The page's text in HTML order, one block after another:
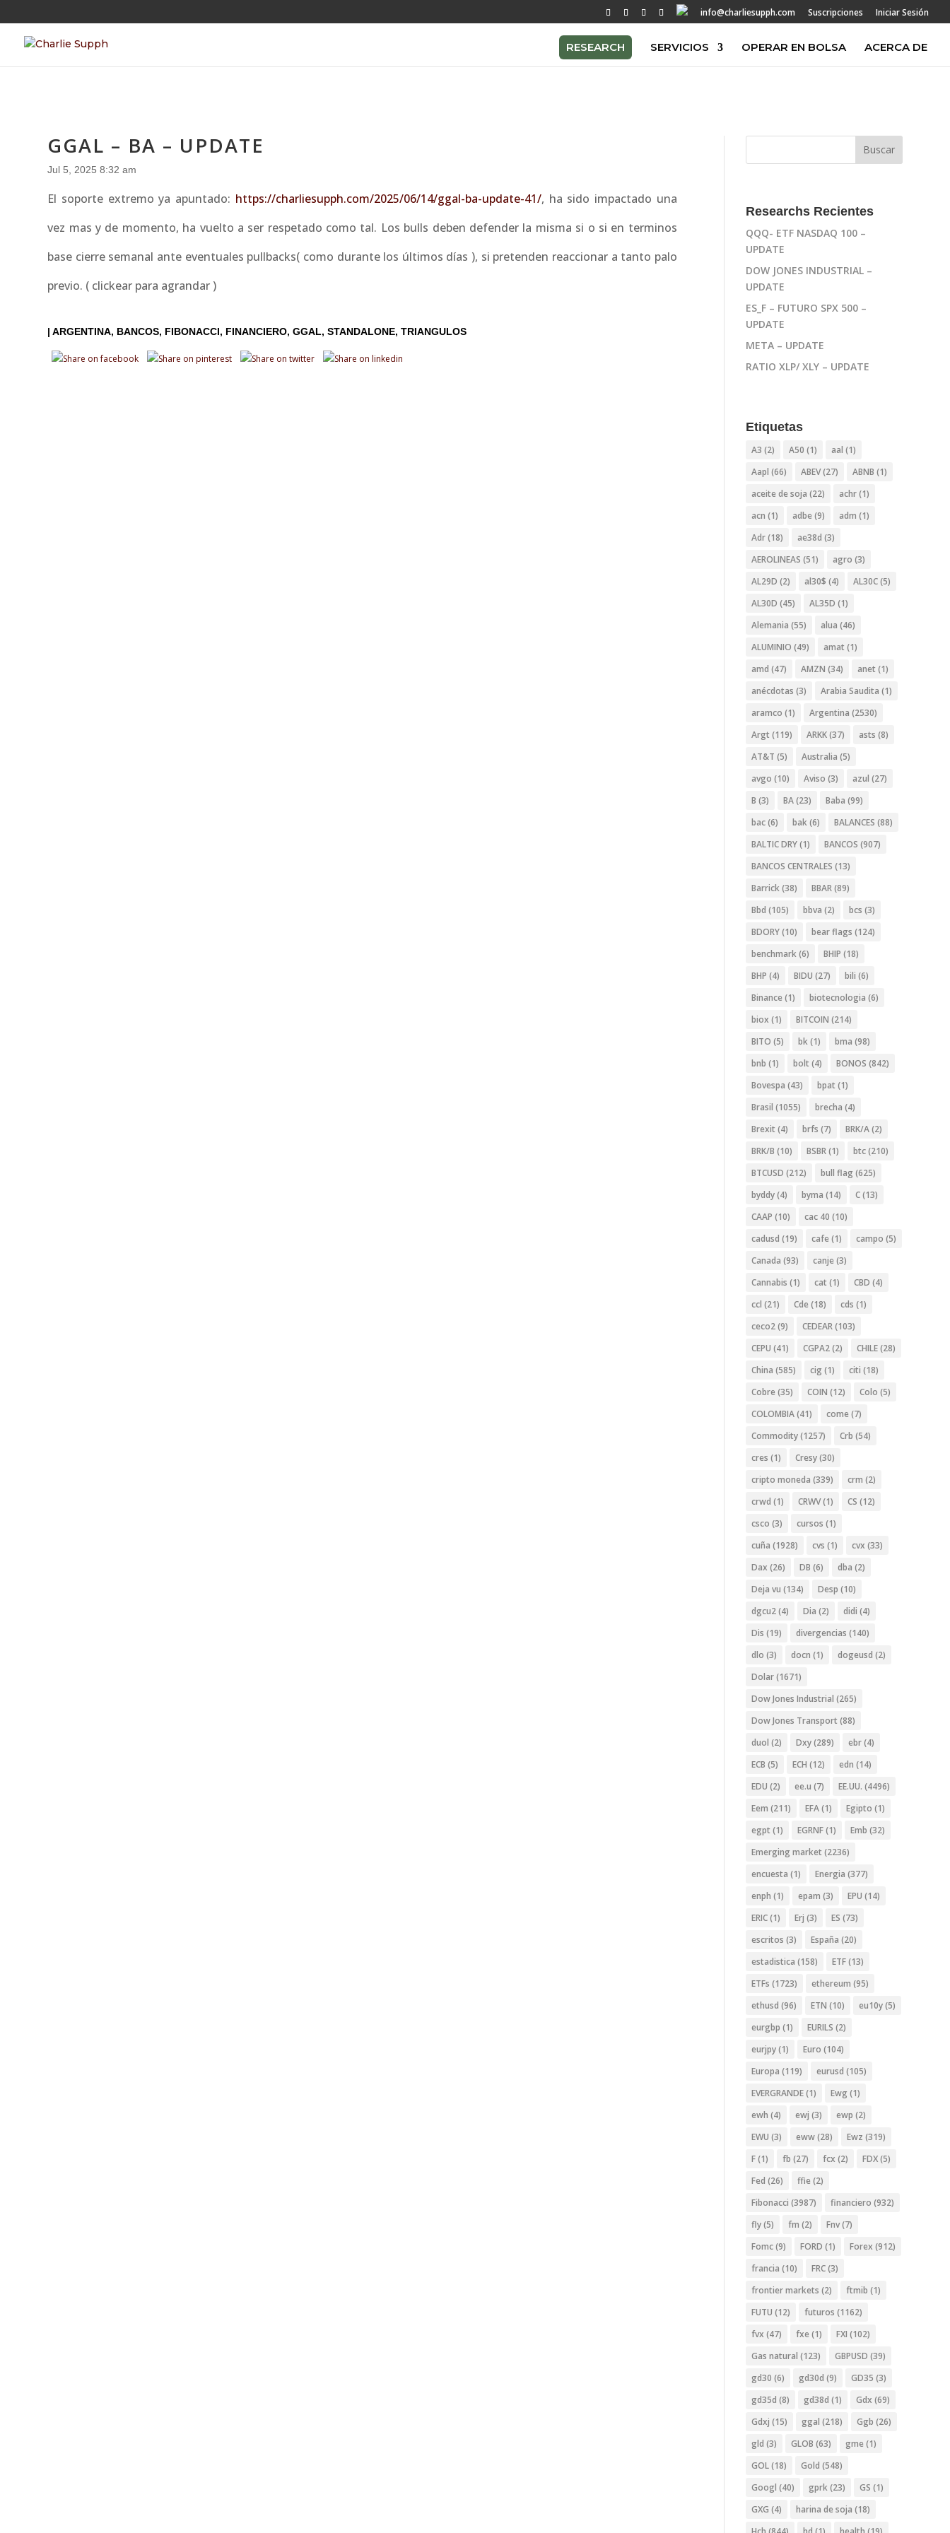
info@charliesupph.com Suscripciones Iniciar Sesión
RESEARCH SERVICIOS OPERAR EN BOLSA ACERCA DE
GGAL – BA – UPDATE
Jul 5, 2025 8:32 am
El soporte extremo ya apuntado: https://charliesupph.com/2025/06/14/ggal-ba-update-41/, ha sido impactado una
vez mas y de momento, ha vuelto a ser respetado como tal. Los bulls deben defender la misma si o si en terminos
base cierre semanal ante eventuales pullbacks( como durante los últimos días ), si pretenden reaccionar a tanto palo
previo. ( clickear para agrandar )
|ARGENTINA BANCOS FIBONACCI FINANCIERO GGAL STANDALONE TRIANGULOS
Researchs Recientes
QQQ- ETF NASDAQ 100 –
UPDATE
DOW JONES INDUSTRIAL –
UPDATE
ES_F – FUTURO SPX 500 –
UPDATE
META – UPDATE
RATIO XLP/ XLY – UPDATE
Etiquetas
A3 (2) A50 (1) aal (1)
Aapl (66) ABEV(27) ABNB (1)
aceite de soja (22) achr(1)
acn (1) adbe (9) adm (1)
Adr(18) ae38d (3)
AEROLINEAS (51) agro (3)
AL29D (2) al30$ (4) AL30C(5)
AL30D (45) AL35D (1)
Alemania (55) alua (46)
ALUMINIO (49) amat (1)
amd (47) AMZN (34) anet (1)
anécdotas (3) Arabia Saudita (1)
aramco (1) Argentina (2530)
Argt (119) ARKK(37) asts (8)
AT&T (5) Australia (5)
avgo (10) Aviso (3) azul (27)
B (3) BA(23) Baba (99)
bac(6) bak(6) BALANCES (88)
BALTIC DRY(1) BANCOS (907)
BANCOS CENTRALES (13)
Barrick(38) BBAR(89)
Bbd (105) bbva (2) bcs (3)
BDORY(10) bear flags (124)
benchmark(6) BHIP (18)
BHP (4) BIDU (27) bili (6)
Binance (1) biotecnologia (6)
biox (1) BITCOIN (214)
BITO (5) bk(1) bma (98)
bnb (1) bolt (4) BONOS (842)
Bovespa (43) bpat (1)
Brasil (1055) brecha (4)
Brexit (4) brfs (7) BRK/A(2)
BRK/B (10) BSBR(1) btc(210)
BTCUSD (212) bull flag (625)
byddy(4) byma (14) C(13)
CAAP (10) cac 40 (10)
cadusd (19) cafe (1) campo (5)
Canada (93) canje (3)
Cannabis (1) cat (1) CBD (4)
ccl (21) Cde (18) cds (1)
ceco2(9) CEDEAR(103)
CEPU (41) CGPA2(2) CHILE(28)
China (585) cig (1) citi (18)
Cobre (35) COIN (12) Colo (5)
COLOMBIA(41) come (7)
Commodity(1257) Crb (54)
cres (1) Cresy(30)
cripto moneda (339) crm (2)
crwd (1) CRWV(1) CS (12)
csco (3) cursos (1)
cuña (1928) cvs (1) cvx (33)
Dax (26) DB (6) dba (2)
Deja vu (134) Desp (10)
dgcu2(4) Dia (2) didi (4)
Dis (19) divergencias (140)
dlo (3) docn (1) dogeusd (2)
Dolar(1671)
Dow Jones Industrial (265)
Dow Jones Transport (88)
duol (2) Dxy(289) ebr(4)
ECB (5) ECH (12) edn (14)
EDU (2) ee.u (7) EE.UU. (4496)
Eem (211) EFA(1) Egipto (1)
egpt (1) EGRNF(1) Emb (32)
Emerging market (2236)
encuesta (1) Energia (377)
enph (1) epam (3) EPU (14)
ERIC(1) Erj (3) ES (73)
escritos (3) España (20)
estadistica (158) ETF(13)
ETFs (1723) ethereum (95)
ethusd (96) ETN (10) eu10y(5)
eurgbp (1) EURILS (2)
eurjpy(1) Euro (104)
Europa (119) eurusd (105)
EVERGRANDE(1) Ewg (1)
ewh (4) ewj (3) ewp (2)
EWU (3) eww(28) Ewz (319)
F(1) fb (27) fcx (2) FDX(5)
Fed (26) ffie (2)
Fibonacci (3987) financiero (932)
fly(5) fm (2) Fnv(7)
Fomc(9) FORD (1) Forex (912)
francia (10) FRC(3)
frontier markets (2) ftmib (1)
FUTU (12) futuros (1162)
fvx (47) fxe (1) FXI (102)
Gas natural (123) GBPUSD (39)
gd30 (6) gd30d (9) GD35 (3)
gd35d (8) gd38d (1) Gdx (69)
Gdxj (15) ggal (218) Ggb (26)
gld (3) GLOB (63) gme (1)
GOL(18) Gold (548)
Googl (40) gprk(23) GS (1)
GXG (4) harina de soja (18)